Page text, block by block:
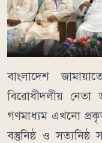
বাংলাদেশ
বিরোধীদলীয়
গণমাধ্যম এখনো
বস্তুনিষ্ঠ ও